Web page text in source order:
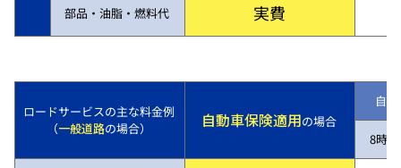
部品・油脂・燃料代 実費
ロードサービスの主な料金例
（一般道路の場合） 自動車保険適用の場合
自
8時